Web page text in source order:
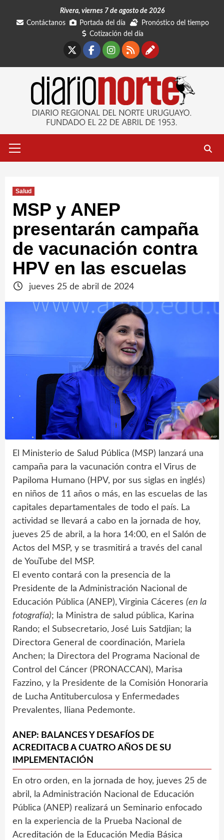
Rivera, viernes 7 de agosto de 2026
Contáctanos
Portada del día
Pronóstico del tiempo
Cotización del día
Facebook
Instagram
RSSContáctanos
primario
Salud
MSP y ANEP
presentarán campaña
de vacunación contra
HPV en las escuelas
jueves 25 de abril de 2024
El Ministerio de Salud Pública (MSP) lanzará una
campaña para la vacunación contra el Virus de
Papiloma Humano (HPV, por sus siglas en inglés)
en niños de 11 años o más, en las escuelas de las
capitales departamentales de todo el país. La
actividad se llevará a cabo en la jornada de hoy,
jueves 25 de abril, a la hora 14:00, en el Salón de
Actos del MSP, y se trasmitirá a través del canal
de YouTube del MSP.
El evento contará con la presencia de la
Presidente de la Administración Nacional de
Educación Pública (ANEP), Virginia Cáceres (en la
fotografía); la Ministra de salud pública, Karina
Rando; el Subsecretario, José Luis Satdjian; la
Directora General de coordinación, Mariela
Anchen; la Directora del Programa Nacional de
Control del Cáncer (PRONACCAN), Marisa
Fazzino, y la Presidente de la Comisión Honoraria
de Lucha Antituberculosa y Enfermedades
Prevalentes, Iliana Pedemonte.
ANEP: BALANCES Y DESAFÍOS DE
ACREDITACB A CUATRO AÑOS DE SU
IMPLEMENTACIÓN
En otro orden, en la jornada de hoy, jueves 25 de
abril, la Administración Nacional de Educación
Pública (ANEP) realizará un Seminario enfocado
en la experiencia de la Prueba Nacional de
Acreditación de la Educación Media Básica